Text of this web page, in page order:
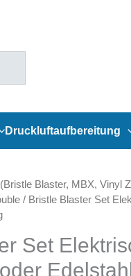
Druckluftaufbereitung
Blaster, MBX, Vinyl
/ Bristle Blaster Set
Set